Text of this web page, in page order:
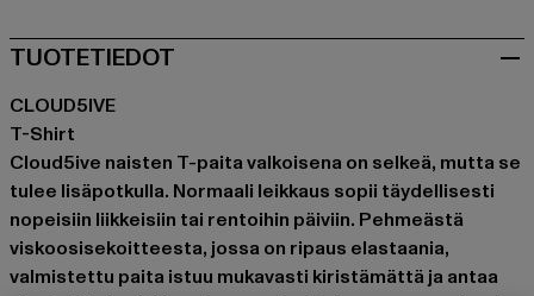
TUOTETIEDOT
CLOUD5IVE
T-Shirt
Cloud5ive naisten T-paita valkoisena on selkeä, mutta se
tulee lisäpotkulla. Normaali leikkaus sopii täydellisesti
nopeisiin liikkeisiin tai rentoihin päiviin. Pehmeästä
viskoosisekoitteesta, jossa on ripaus elastaania,
valmistettu paita istuu mukavasti kiristämättä ja antaa